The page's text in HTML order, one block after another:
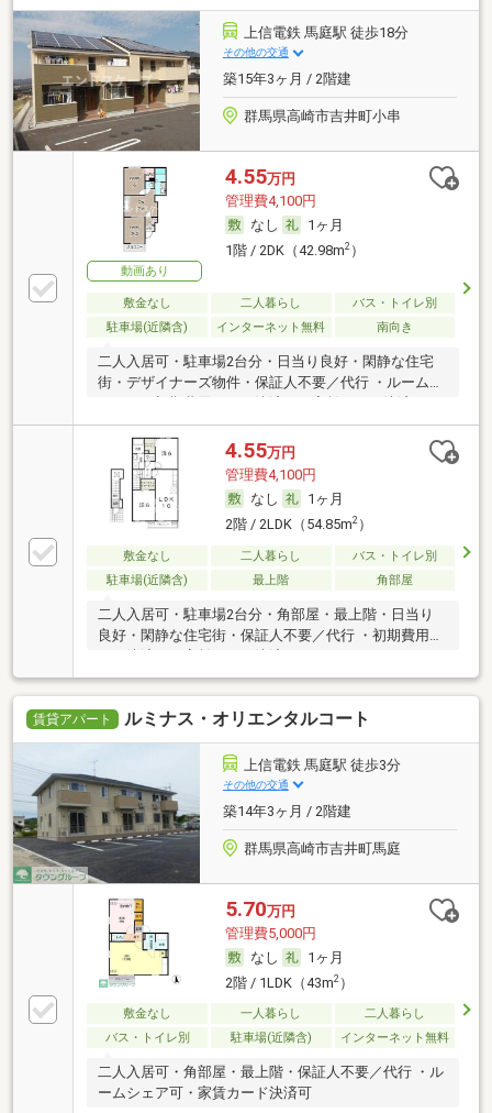
上信電鉄 馬庭駅 徒歩18分
その他の交通
築15年3ヶ月 / 2階建
群馬県高崎市吉井町小串
動画あり
4.55万円
管理費4,100円
なし
1ヶ月
1階 / 2DK（42.98m2）
敷金なし 二人暮らし
バス・トイレ別
駐車場(近隣含)
インターネット無料 南向き
二人入居可・駐車場2台分・日当り良好・閑静な住宅
街・デザイナーズ物件・保証人不要／代行 ・ルームシ
4.55万円
管理費4,100円
なし
1ヶ月
2階 / 2LDK（54.85m2）
敷金なし 二人暮らし
バス・トイレ別
駐車場(近隣含)
最上階 角部屋
二人入居可・駐車場2台分・角部屋・最上階・日当り
良好・閑静な住宅街・保証人不要／代行 ・初期費用カ
ード決済可・家賃カード決済可
賃貸アパート ルミナス・オリエンタルコート
上信電鉄 馬庭駅 徒歩3分
その他の交通
築14年3ヶ月 / 2階建
群馬県高崎市吉井町馬庭
5.70万円
管理費5,000円
なし
1ヶ月
2階 / 1LDK（43m2）
敷金なし 一人暮らし
二人暮らし
バス・トイレ別
駐車場(近隣含) インターネット無料
二人入居可・角部屋・最上階・保証人不要／代行 ・ル
ームシェア可・家賃カード決済可